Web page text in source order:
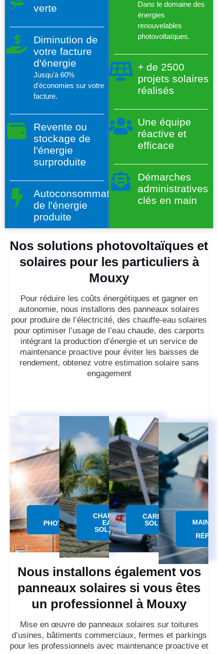
verte
Diminution de
votre facture
d'énergie
Jusqu'à 60%
d'économies sur votre
facture.
Revente ou
stockage de
l'énergie
surproduite
Autoconsommation
de l'énergie
produite
Dans le domaine des
énergies
renouvelables
photovoltaïques.
+ de 2500
projets solaires
réalisés
Une équipe
réactive et
efficace
Démarches
administratives
clés en main
Nos solutions photovoltaïques et
solaires pour les particuliers à
Mouxy
Pour réduire les coûts énergétiques et gagner en
autonomie, nous installons des panneaux solaires
pour produire de l’électricité, des chauffe-eau solaires
pour optimiser l’usage de l’eau chaude, des carports
intégrant la production d’énergie et un service de
maintenance proactive pour éviter les baisses de
rendement, obtenez votre estimation solaire sans
engagement
PANNEAU
PHOTOVOLTAÏQUE
CHAUFFE
EAU
SOLAIRE
CARPORT
SOLAIRE
Nous installons également vos
panneaux solaires si vous êtes
un professionnel à Mouxy
Mise en œuvre de panneaux solaires sur toitures
d’usines, bâtiments commerciaux, fermes et parkings
pour les professionnels avec maintenance proactive et